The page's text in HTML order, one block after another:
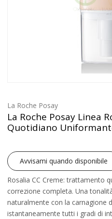
La Roche Posay
La Roche Posay Linea
Quotidiano
Avvisami quando disponibile
Rosalia CC Creme: trattamento
correzione completa. Una
naturalmente con la carnagione
istantaneamente tutti i gradi di